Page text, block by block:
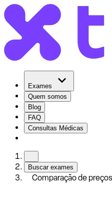
Exames
Quem somos
Blog
FAQ
Consultas Médicas
Buscar exames
Comparação de preços